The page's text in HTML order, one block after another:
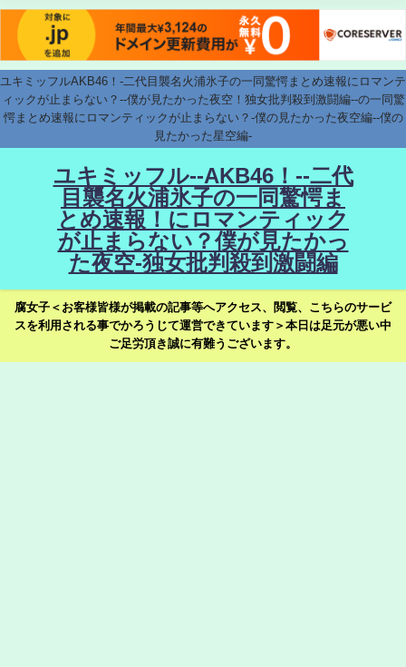
ユキミッフルAKB46！-二代目襲名火浦氷子の一同驚愕まとめ速報にロマンテ
ィックが止まらない？--僕が見たかった夜空！独女批判殺到激闘編--の一同驚
愕まとめ速報にロマンティックが止まらない？-僕の見たかった夜空編--僕の
見たかった星空編-
ユキミッフル--AKB46！--二代
目襲名火浦氷子の一同驚愕ま
とめ速報！にロマンティック
が止まらない？僕が見たかっ
た夜空-独女批判殺到激闘編
腐女子＜お客様皆様が掲載の記事等へアクセス、閲覧、こちらのサービ
スを利用される事でかろうじて運営できています＞本日は足元が悪い中
ご足労頂き誠に有難うございます。